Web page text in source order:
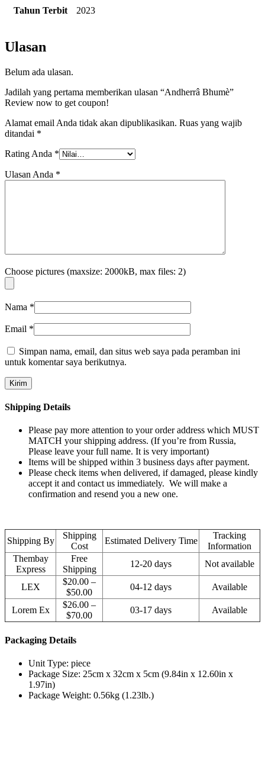
Tahun Terbit 2023
Ulasan
Belum ada ulasan.
Jadilah yang pertama memberikan ulasan “Andherrâ Bhumè”
Review now to get coupon!
Alamat email Anda tidak akan dipublikasikan. Ruas yang wajib
ditandai *
Rating Anda *
Ulasan Anda *
Choose pictures (maxsize: 2000kB, max files: 2)
Nama *
Email *
Simpan nama, email, dan situs web saya pada peramban ini
untuk komentar saya berikutnya.
Shipping Details
Please pay more attention to your order address which MUST
MATCH your shipping address. (If you’re from Russia,
Please leave your full name. It is very important)
Items will be shipped within 3 business days after payment.
Please check items when delivered, if damaged, please kindly
accept it and contact us immediately. We will make a
confirmation and resend you a new one.
Shipping By
Shipping
Cost
Estimated Delivery Time
Tracking
Information
Thembay
Express
Free
Shipping
12-20 days Not available
LEX
$20.00 –
$50.00
04-12 days Available
Lorem Ex
$26.00 –
$70.00
03-17 days Available
Packaging Details
Unit Type: piece
Package Size: 25cm x 32cm x 5cm (9.84in x 12.60in x
1.97in)
Package Weight: 0.56kg (1.23lb.)